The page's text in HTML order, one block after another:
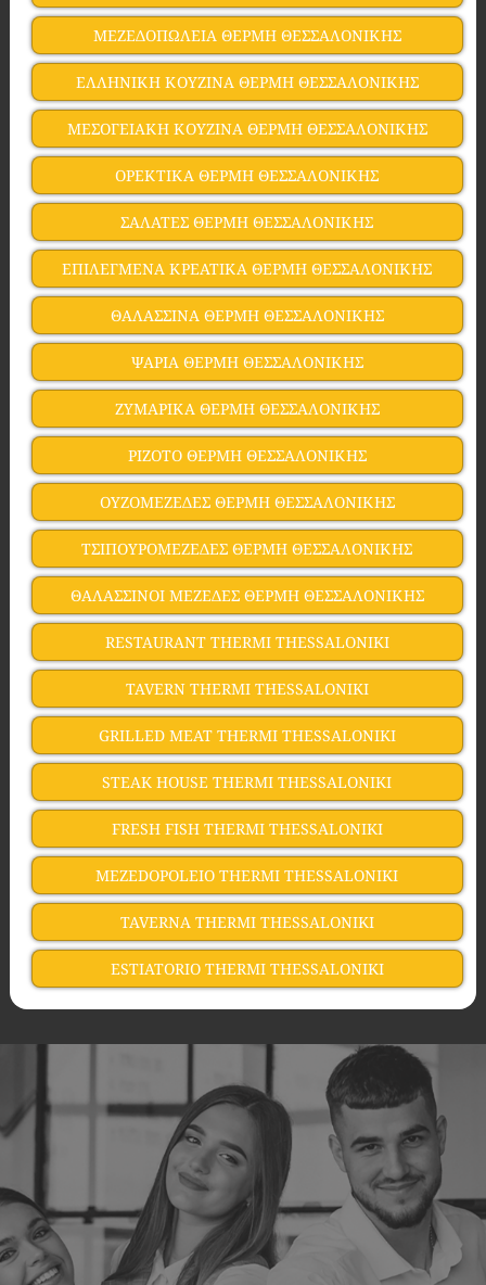
ΜΕΖΕΔΟΠΩΛΕΙΑ ΘΕΡΜΗ ΘΕΣΣΑΛΟΝΙΚΗΣ
ΕΛΛΗΝΙΚΗ ΚΟΥΖΙΝΑ ΘΕΡΜΗ ΘΕΣΣΑΛΟΝΙΚΗΣ
ΜΕΣΟΓΕΙΑΚΗ ΚΟΥΖΙΝΑ ΘΕΡΜΗ ΘΕΣΣΑΛΟΝΙΚΗΣ
ΟΡΕΚΤΙΚΑ ΘΕΡΜΗ ΘΕΣΣΑΛΟΝΙΚΗΣ
ΣΑΛΑΤΕΣ ΘΕΡΜΗ ΘΕΣΣΑΛΟΝΙΚΗΣ
ΕΠΙΛΕΓΜΕΝΑ ΚΡΕΑΤΙΚΑ ΘΕΡΜΗ ΘΕΣΣΑΛΟΝΙΚΗΣ
ΘΑΛΑΣΣΙΝΑ ΘΕΡΜΗ ΘΕΣΣΑΛΟΝΙΚΗΣ
ΨΑΡΙΑ ΘΕΡΜΗ ΘΕΣΣΑΛΟΝΙΚΗΣ
ΖΥΜΑΡΙΚΑ ΘΕΡΜΗ ΘΕΣΣΑΛΟΝΙΚΗΣ
ΡΙΖΟΤΟ ΘΕΡΜΗ ΘΕΣΣΑΛΟΝΙΚΗΣ
ΟΥΖΟΜΕΖΕΔΕΣ ΘΕΡΜΗ ΘΕΣΣΑΛΟΝΙΚΗΣ
ΤΣΙΠΟΥΡΟΜΕΖΕΔΕΣ ΘΕΡΜΗ ΘΕΣΣΑΛΟΝΙΚΗΣ
ΘΑΛΑΣΣΙΝΟΙ ΜΕΖΕΔΕΣ ΘΕΡΜΗ ΘΕΣΣΑΛΟΝΙΚΗΣ
RESTAURANT THERMI THESSALONIKI
TAVERN THERMI THESSALONIKI
GRILLED MEAT THERMI THESSALONIKI
STEAK HOUSE THERMI THESSALONIKI
FRESH FISH THERMI THESSALONIKI
MEZEDOPOLEIO THERMI THESSALONIKI
TAVERNA THERMI THESSALONIKI
ESTIATORIO THERMI THESSALONIKI